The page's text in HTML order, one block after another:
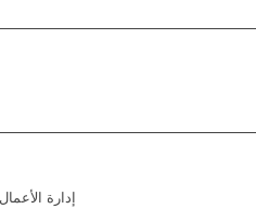
إدارة